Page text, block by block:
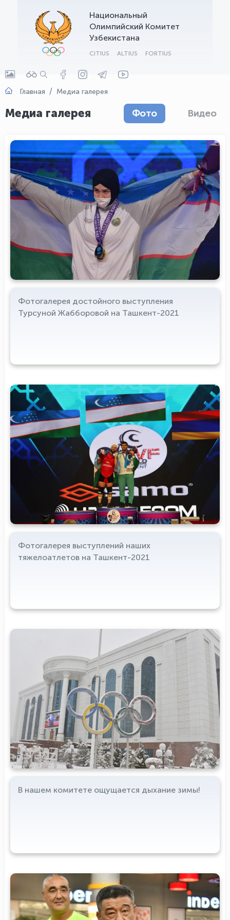
Национальный
Олимпийский Комитет
Узбекистана
CITIUS ALTIUS FORTIUS
Главная Медиа галерея
Медиа галерея Фото Видео
Фотогалерея достойного выступления
Турсуной Жабборовой на Ташкент-2021
Фотогалерея выступлений наших
тяжелоатлетов на Ташкент-2021
В нашем комитете ощущается дыхание зимы!
OLYMPCHIK AI - yordamchi
Онлайн · olympic.uz